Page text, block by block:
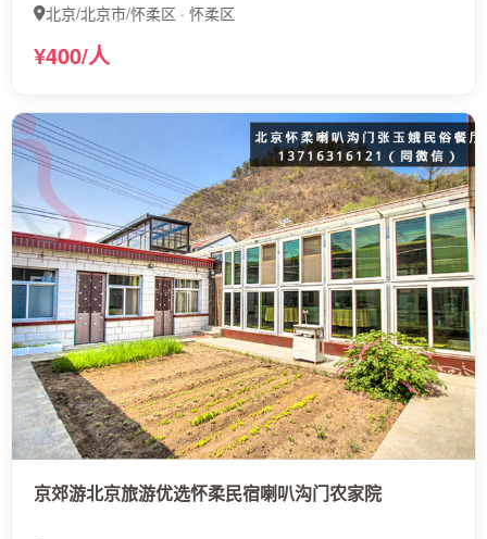
北京/北京市/怀柔区 · 怀柔区
¥400/人
京郊游北京旅游优选怀柔民宿喇叭沟门农家院